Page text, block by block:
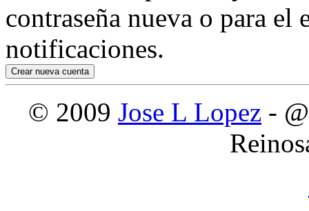
contraseña nueva o para
notificaciones.
© 2009 Jose L Lopez -